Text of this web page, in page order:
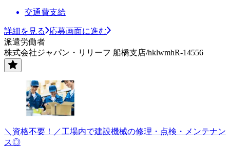
交通費支給
詳細を見る
応募画面に進む
派遣労働者
株式会社ジャパン・リリーフ 船橋支店/hklwmhR-14556
＼資格不要！／工場内で建設機械の修理・点検・メンテナン
ス◎